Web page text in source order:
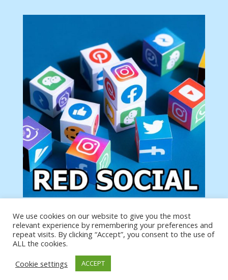
Tu anuncio va aquí
Podemos poner tu anuncio aquí con un link de tu
producto o página
We use cookies on our website to give you the most
relevant experience by remembering your preferences and
repeat visits. By clicking “Accept”, you consent to the use of
ALL the cookies.
Cookie settings
ACCEPT
https://analytics.google.com/analytics/web/?